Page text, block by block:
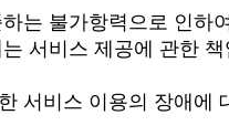
는 불가항력으로 인하
서비스 제공에 관한 책
서비스 이용의 장애에